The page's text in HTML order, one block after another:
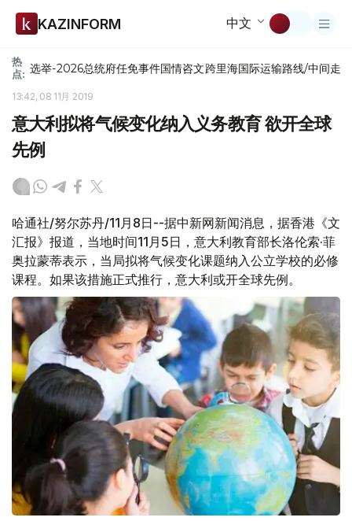
KAZINFORM 中文
热
点: 选举-2026总统府任免事件国情咨文跨里海国际运输路线/中间走廊
13:42, 08 11月 2019
意大利拟将气候变化纳入义务教育 欲开全球
先例
哈通社/努尔苏丹/11月8日--据中新网新闻消息，据香港《文
汇报》报道，当地时间11月5日，意大利教育部长洛伦索·菲
奥拉蒙蒂表示，当局拟将气候变化课题纳入公立学校的必修
课程。如果该措施正式推行，意大利或开全球先例。